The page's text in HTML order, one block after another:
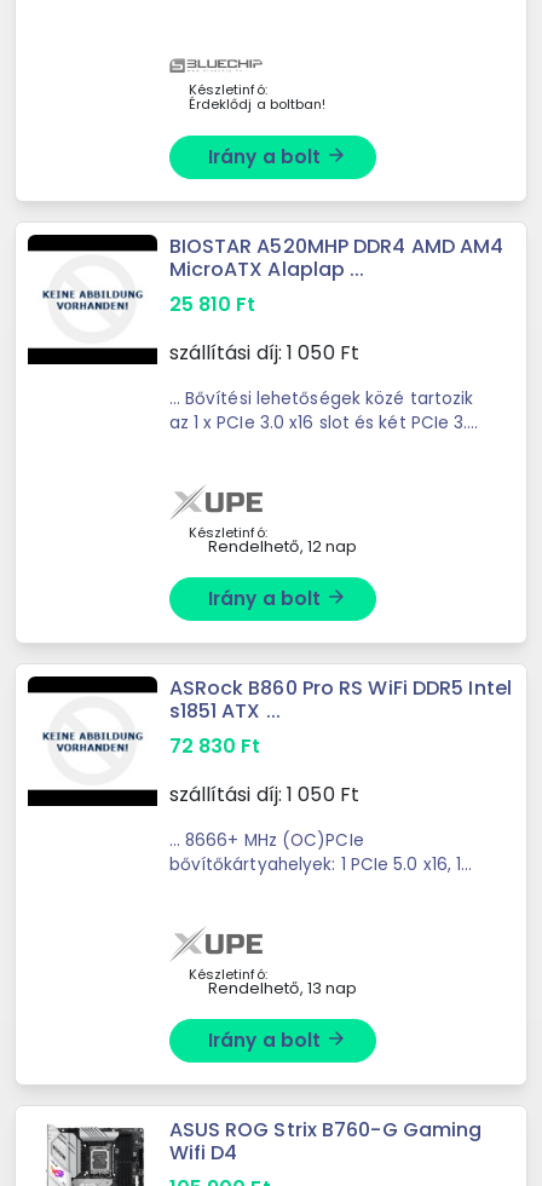
a PCIe nyíláshoz adnak, hogy a
kártya szilárdan a ...
Készletinfó:
Érdeklődj a boltban!
Irány a bolt arrow_forward
BIOSTAR A520MHP DDR4 AMD AM4
MicroATX Alaplap ...
25 810 Ft
szállítási díj: 1 050Ft
... Bővítési lehetőségek közé tartozik
az 1 x PCIe 3.0 x16 slot és két PCIe 3.0
(PCIe 3.0 x4), 4 x SATA III (6Gb/s)LAN
...
Készletinfó:
Rendelhető, 12 nap
Irány a bolt arrow_forward
ASRock B860 Pro RS WiFi DDR5 Intel
s1851 ATX ...
72 830 Ft
szállítási díj: 1 050Ft
... 8666+ MHz (OC)PCIe
bővítőkártyahelyek: 1 PCIe 5.0 x16, 1
5.0 x16 foglalatok segítségével gyors
bővítőkártya ...
Készletinfó:
Rendelhető, 13 nap
Irány a bolt arrow_forward
ASUS ROG Strix B760-G Gaming
Wifi D4